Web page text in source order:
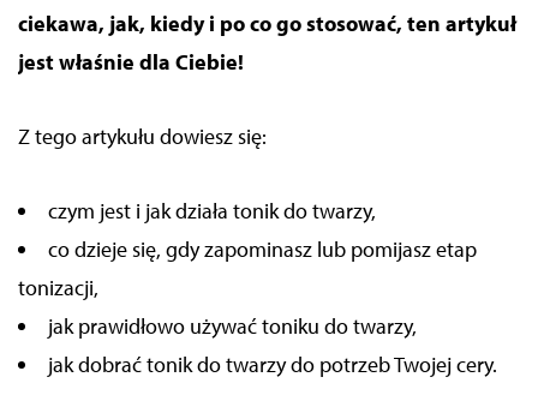
ciekawa, jak, kiedy i po co go stosować, ten artykuł
jest właśnie dla Ciebie!
Z tego artykułu dowiesz się:
czym jest i jak działa tonik do twarzy,
co dzieje się, gdy zapominasz lub pomijasz etap
tonizacji,
jak prawidłowo używać toniku do twarzy,
jak dobrać tonik do twarzy do potrzeb Twojej cery.